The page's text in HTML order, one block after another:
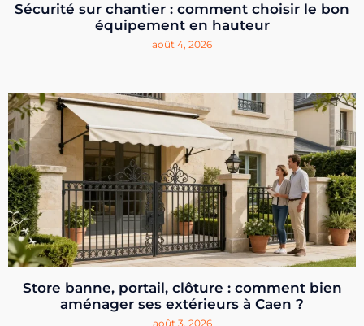
Sécurité sur chantier : comment choisir le bon
équipement en hauteur
août 4, 2026
Store banne, portail, clôture : comment bien
aménager ses extérieurs à Caen ?
août 3, 2026